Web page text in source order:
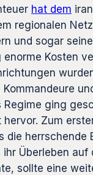
hat dem
regionalen
und sogar
enorme Kosten
Regime ging
hervor. Zum
die herrschende
Überleben auf
sollte eine